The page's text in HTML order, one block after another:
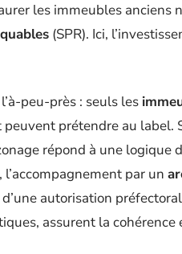
les immeubles anciens
(SPR). Ici,
peu-près : seuls les
peuvent prétendre au label.
répond à une logique
par un
autorisation
assurent la